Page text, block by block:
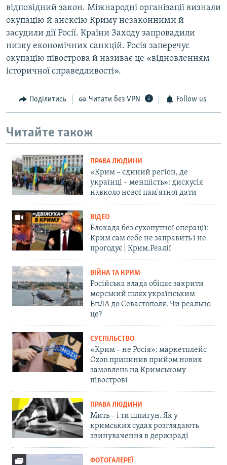
відповідний закон. Міжнародні організації визнали
окупацію й анексію Криму незаконними й
засудили дії Росії. Країни Заходу запровадили
низку економічних санкцій. Росія заперечує
окупацію півострова й називає це «відновленням
історичної справедливості».
Поділитись Читати без VPN Follow us
Читайте також
ПРАВА ЛЮДИНИ
«Крим – єдиний регіон, де
українці – меншість»: дискусія
навколо нової пам'ятної дати
ВІДЕО
Блокада без сухопутної операції:
Крим сам себе не заправить і не
прогодує | Крим.Реалії
ВІЙНА ТА КРИМ
Російська влада обіцяє закрити
морський шлях українським
БпЛА до Севастополя. Чи реально
це?
СУСПІЛЬСТВО
«Крим – не Росія»: маркетплейс
Ozon припинив прийом нових
замовлень на Кримському
півострові
ПРАВА ЛЮДИНИ
Мить – і ти шпигун. Як у
кримських судах розглядають
звинувачення в держзраді
ФОТОГАЛЕРЕЇ